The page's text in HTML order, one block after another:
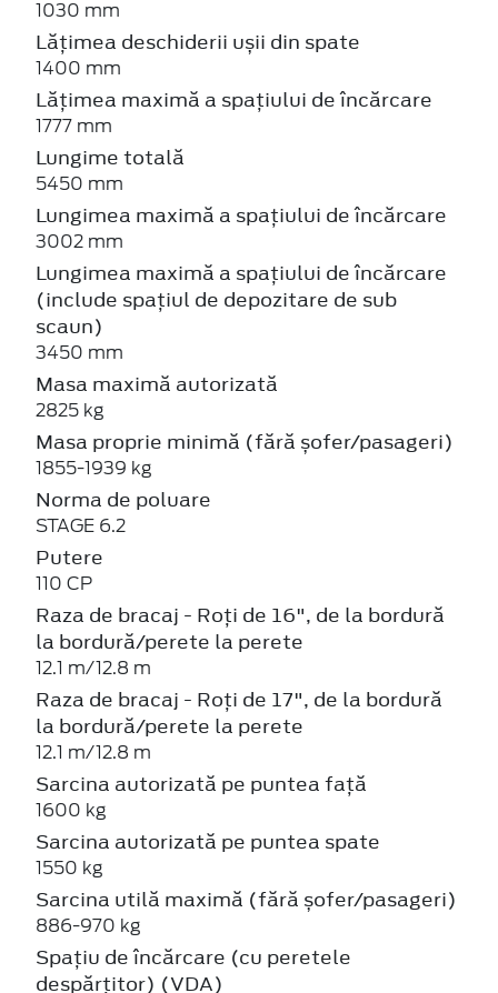
1030 mm
Lățimea deschiderii ușii din spate
1400 mm
Lățimea maximă a spațiului de încărcare
1777 mm
Lungime totală
5450 mm
Lungimea maximă a spațiului de încărcare
3002 mm
Lungimea maximă a spațiului de încărcare
(include spațiul de depozitare de sub
scaun)
3450 mm
Masa maximă autorizată
2825 kg
Masa proprie minimă (fără șofer/pasageri)
1855-1939 kg
Norma de poluare
STAGE 6.2
Putere
110 CP
Raza de bracaj - Roți de 16", de la bordură
la bordură/perete la perete
12.1 m/12.8 m
Raza de bracaj - Roți de 17", de la bordură
la bordură/perete la perete
12.1 m/12.8 m
Sarcina autorizată pe puntea față
1600 kg
Sarcina autorizată pe puntea spate
1550 kg
Sarcina utilă maximă (fără șofer/pasageri)
886-970 kg
Spațiu de încărcare (cu peretele
despărțitor) (VDA)